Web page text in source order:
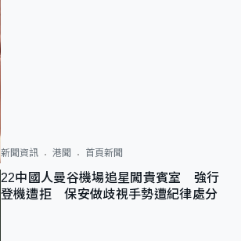
新聞資訊 港聞 首頁新聞
22中國人曼谷機場追星闖貴賓室 強行
登機遭拒 保安做歧視手勢遭紀律處分